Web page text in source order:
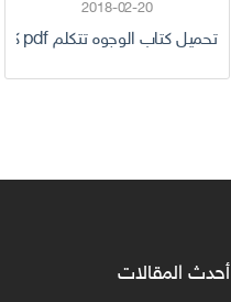
2018-02-20
تحميل كتاب الوجوه تتكلم pdf كامل
أحدث المقالات